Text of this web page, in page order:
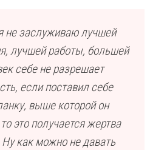
не заслуживаю лучшей
лучшей работы, большей
себе не разрешает
если поставил себе
выше которой он
это получается жертва
Ну как можно не давать